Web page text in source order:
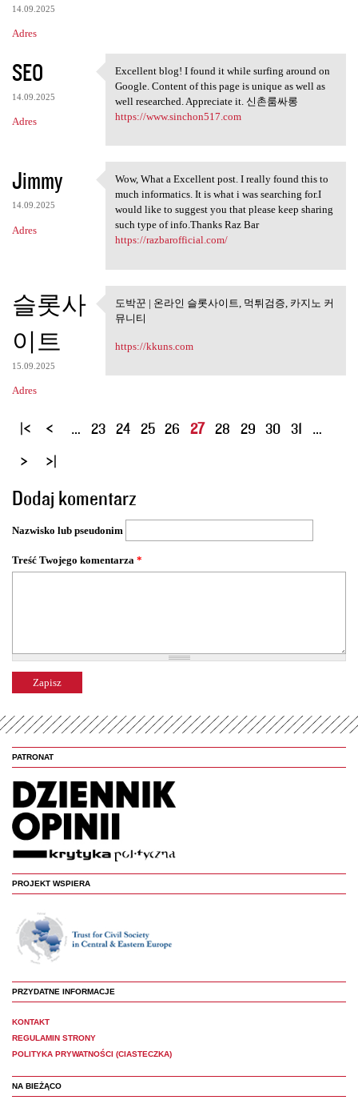
14.09.2025
Adres
SEO
14.09.2025
Adres
Excellent blog! I found it
Excellent blog! I found it while surfing around on
Google. Content of this page is unique as well as
well researched. Appreciate it. 신촌룸싸롱
https://www.sinchon517.com
Jimmy
14.09.2025
Adres
Wow, What a Excellent post. I
Wow, What a Excellent post. I really found this to
much informatics. It is what i was searching for.I
would like to suggest you that please keep sharing
such type of info.Thanks Raz Bar
https://razbarofficial.com/
슬롯사
이트
15.09.2025
Adres
도박꾼 | 온라인 슬롯사이트, 먹튀
도박꾼 | 온라인 슬롯사이트, 먹튀검증, 카지노 커
뮤니티
https://kkuns.com
S
o
n
y
… 23 24 25 26 27 28 29 30 31 …
Dodaj komentarz
Nazwisko lub pseudonim
Treść Twojego komentarza *
PATRONAT
PROJEKT WSPIERA
PRZYDATNE INFORMACJE
KONTAKT
REGULAMIN STRONY
POLITYKA PRYWATNOŚCI (CIASTECZKA)
NA BIEŻĄCO